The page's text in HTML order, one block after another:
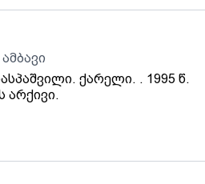
ქარელი. . 1995 წ.
არქივი.